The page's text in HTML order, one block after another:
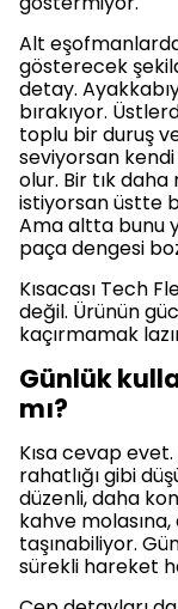
Alt
gösterecek
detay.
bırakıyor.
toplu bir duruş
seviyorsan
olur. Bir tık
istiyorsan üstte
Ama altta bunu
paça dengesi
Kısacası Tech
değil. Ürünün
kaçırmamak
Günlük
mı?
Kısa cevap
rahatlığı gibi
düzenli, daha
kahve
taşınabiliyor.
sürekli hareket